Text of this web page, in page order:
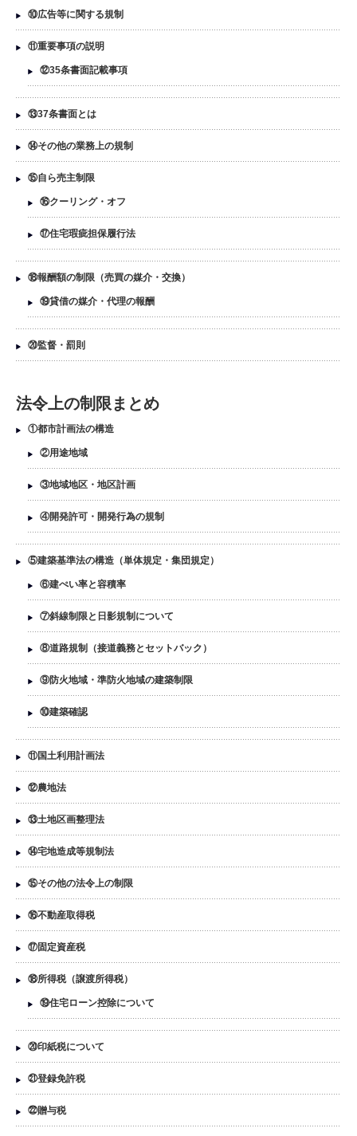
⑩広告等に関する規制
⑪重要事項の説明
⑫35条書面記載事項
⑬37条書面とは
⑭その他の業務上の規制
⑮自ら売主制限
⑯クーリング・オフ
⑰住宅瑕疵担保履行法
⑱報酬額の制限（売買の媒介・交換）
⑲貸借の媒介・代理の報酬
⑳監督・罰則
法令上の制限まとめ
①都市計画法の構造
②用途地域
③地域地区・地区計画
④開発許可・開発行為の規制
⑤建築基準法の構造（単体規定・集団規定）
⑥建ぺい率と容積率
⑦斜線制限と日影規制について
⑧道路規制（接道義務とセットバック）
⑨防火地域・準防火地域の建築制限
⑩建築確認
⑪国土利用計画法
⑫農地法
⑬土地区画整理法
⑭宅地造成等規制法
⑮その他の法令上の制限
⑯不動産取得税
⑰固定資産税
⑱所得税（譲渡所得税）
⑲住宅ローン控除について
⑳印紙税について
㉑登録免許税
㉒贈与税